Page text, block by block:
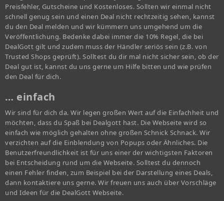
Preisfehler, Gutscheine und Kostenloses. Sollten wir einmal nicht
schnell genug sein und einen Deal nicht rechtzeitig sehen, kannst
du den Deal melden und wir kümmern uns umgehend um die
Veröffentlichung. Bedenke dabei immer die 10% Regel, die bei
DealGott gilt und zudem muss der Händler seriös sein (z.B. von
Trusted Shops geprüft). Solltest du dir mal nicht sicher sein, ob der
Deal gut ist, kannst du uns gerne um Hilfe bitten und wie prüfen
den Deal für dich.
… einfach
Wir sind für dich da. Wir legen großen Wert auf die Einfachheit und
möchten, dass du Spaß bei Dealgott hast. Die Webseite wird so
einfach wie möglich gehalten ohne großen Schnick Schnack. Wir
verzichten auf die Einblendung von Popups oder Ähnliches. Die
Benutzerfreundlichkeit ist für uns einer der wichtigsten Faktoren
bei Entscheidung rund um die Webseite. Solltest du dennoch
einen Fehler finden, zum Beispiel bei der Darstellung eines Deals,
dann kontaktiere uns gerne. Wir freuen uns auch über Vorschläge
und Ideen für die DealGott Webseite.